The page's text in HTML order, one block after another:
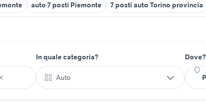
auto 7 posti Piemonte 7 posti auto Torino provincia
In quale categoria?
Auto
Dove?